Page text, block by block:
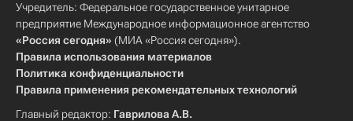
Учредитель: Федеральное государственное унитарное
предприятие Международное информационное агентство
«Россия сегодня» (МИА «Россия сегодня»).
Правила использования материалов
Политика конфиденциальности
Правила применения рекомендательных технологий
Главный редактор: Гаврилова А.В.